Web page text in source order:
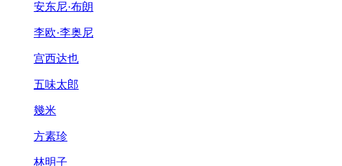
安东尼·布朗
李欧·李奥尼
宫西达也
五味太郎
幾米
方素珍
林明子